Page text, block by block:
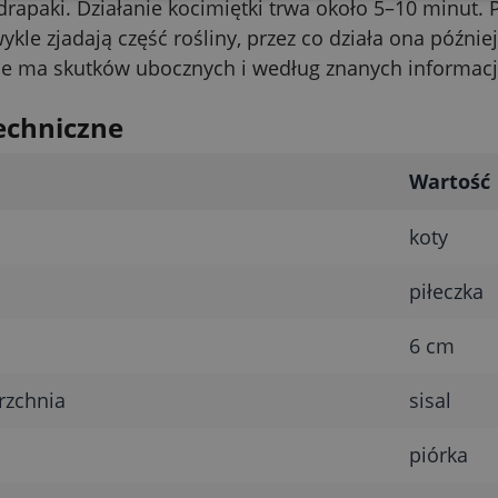
Działanie kocimiętki trwa około 5–10 minut.
zjadają część rośliny, przez co działa ona
ma skutków ubocznych i według znanych
Wartość
koty
piłeczka
6 cm
sisal
piórka